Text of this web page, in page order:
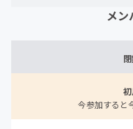
メン
今参加すると